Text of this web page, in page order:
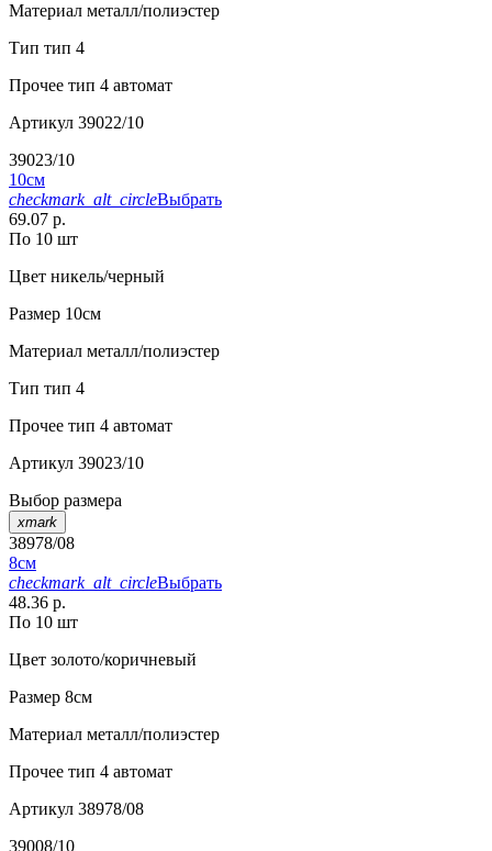
Материал металл/полиэстер
Тип тип 4
Прочее тип 4 автомат
Артикул 39022/10
39023/10
10см
checkmark_alt_circleВыбрать
69.07 р.
По 10 шт
Цвет никель/черный
Размер 10см
Материал металл/полиэстер
Тип тип 4
Прочее тип 4 автомат
Артикул 39023/10
Выбор размера
xmark
38978/08
8см
checkmark_alt_circleВыбрать
48.36 р.
По 10 шт
Цвет золото/коричневый
Размер 8см
Материал металл/полиэстер
Прочее тип 4 автомат
Артикул 38978/08
39008/10